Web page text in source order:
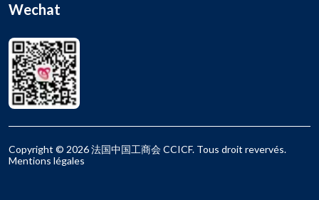
Wechat
Copyright © 2026 法国中国工商会 CCICF. Tous droit revervés.
Mentions légales